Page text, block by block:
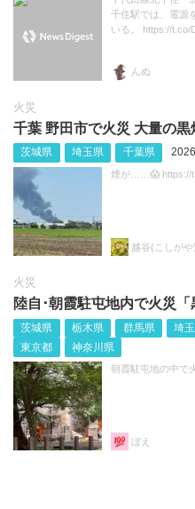
千住駅では、電源
いる。 https://t.co/
んぬ
火災
千葉 野田市で火災 大量の黒
茨城県 埼玉県 千葉県
煙が……😱 https://
越谷(こしがや
火災
陸自･朝霞駐屯地内で火災「
茨城県 栃木県 群馬県 埼
東京都
神奈川県
朝霞駐屯地の中で
ぼえ